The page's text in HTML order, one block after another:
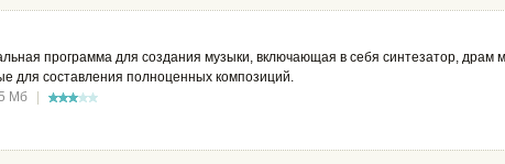
программа для создания музыки, включающая в себя синтезатор, драм
для составления полноценных композиций.
Мб |